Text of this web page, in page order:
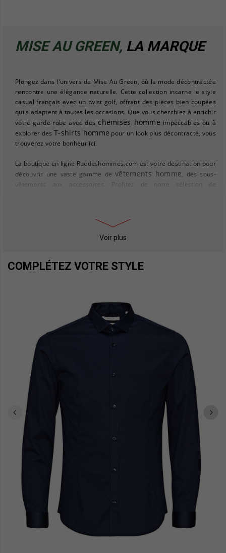
MISE AU GREEN, LA MARQUE
Plongez dans l'univers de Mise Au Green, où la mode décontractée
rencontre une élégance naturelle. Cette collection incarne le style
casual français avec un twist golf, offrant des pièces bien coupées
qui s'adaptent à toutes les occasions. Que vous cherchiez à enrichir
votre garde-robe avec des chemises homme impeccables ou à
explorer des T-shirts homme pour un look plus décontracté, vous
trouverez votre bonheur ici.
La boutique en ligne Ruedeshommes.com est votre destination pour
découvrir une vaste gamme devêtements homme, des sous-
vêtements aux accessoires. Profitez de notre sélection de
toutes les occasions. Explorez notre sélection et trouvez la pièce qui
par l'alliance parfaite entre confort et élégance, et redécouvrez le
plaisir de vous habiller avec Mise Au Green.
Voir plus
COMPLÉTEZ VOTRE STYLE